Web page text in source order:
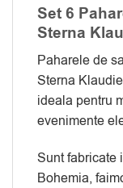
Set 6
Sterna
Paharele de
Sterna
ideala pentru
evenimente
Sunt fabricate
Bohemia,